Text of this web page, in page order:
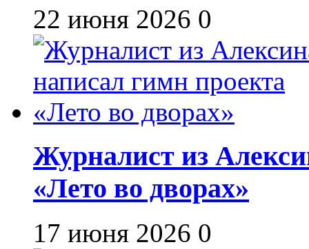
22 июня 2026 0
Журналист из
«Лето во дворах»
17 июня 2026 0